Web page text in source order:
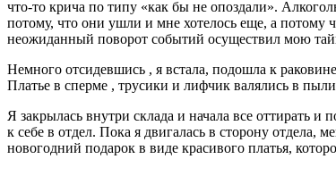
что-то крича по типу «как бы не опоздали».
потому, что они ушли и мне хотелось еще, а потому
неожиданный поворот событий осуществил мою
Немного отсидевшись , я встала, подошла к
Платье в сперме , трусики и лифчик валялись в
Я закрылась внутри склада и начала все оттирать
к себе в отдел. Пока я двигалась в сторону
новогодний подарок в виде красивого платья,